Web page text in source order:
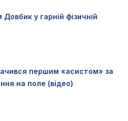
у гарній фізичній
першим «асистом» за
на поле (відео)